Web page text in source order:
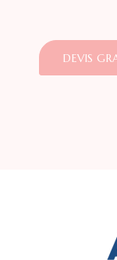
DEVIS